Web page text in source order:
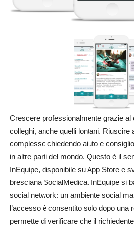
Crescere professionalmente grazie al
colleghi, anche quelli lontani. Riuscire
complesso chiedendo aiuto e
in altre parti del mondo. Questo è il
InEquipe, disponibile su App Store e
bresciana SocialMedica. InEquipe si
social network: un ambiente social
l’accesso è consentito solo dopo una
permette di verificare che il